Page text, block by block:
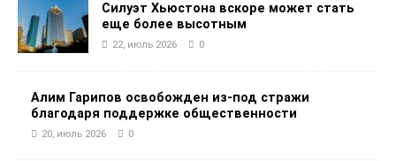
Силуэт Хьюстона вскоре может стать
еще более высотным
22, июль 2026 0
Алим Гарипов освобожден из-под стражи
благодаря поддержке общественности
20, июль 2026 0